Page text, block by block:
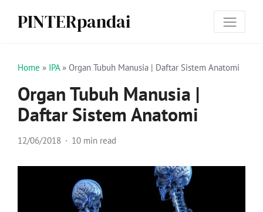
PINTERpandai
Home » IPA» Organ Tubuh Manusia | Daftar Sistem Anatomi
Organ Tubuh Manusia |
Daftar Sistem Anatomi
12/06/2018 10 min read